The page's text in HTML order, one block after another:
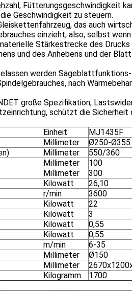
Fütterungsgeschwindigkeit
Geschwindigkeit zu steuern.
das auch
einzieht, also, selbst
Stärkestrecke des Drucks
und des Anhebens und der
werden
nach
große Spezifikation,
schützt die Sicherheit
Einheit
MJ1435F
Millimeter
Ø250-Ø355
Millimeter
550/360
Millimeter
100
Millimeter
300
Kilowatt
26,10
r/min
3600
Kilowatt
22
Kilowatt
3
Kilowatt
0,55
Kilowatt
0,55
m/min
6-35
Millimeter
Ø150
Millimeter
Kilogramm
1700